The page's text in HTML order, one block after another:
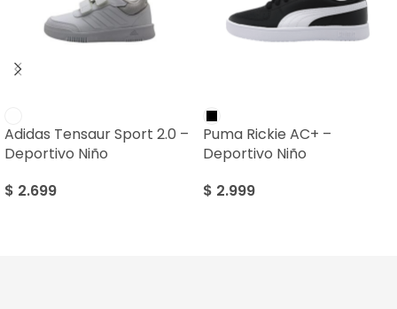
Adidas Tensaur Sport 2.0 –
Deportivo Niño
$ 2.699
Puma Rickie AC+ –
Deportivo Niño
$ 2.999